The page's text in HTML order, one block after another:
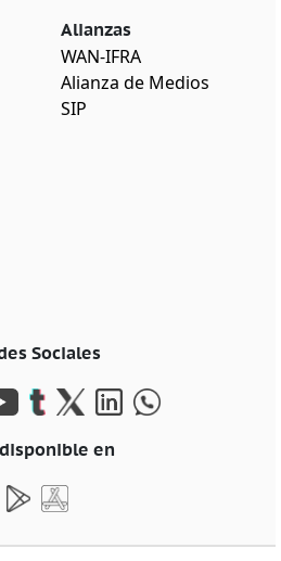
Alianzas
WAN-IFRA
Alianza de Medios
SIP
Sociales
en